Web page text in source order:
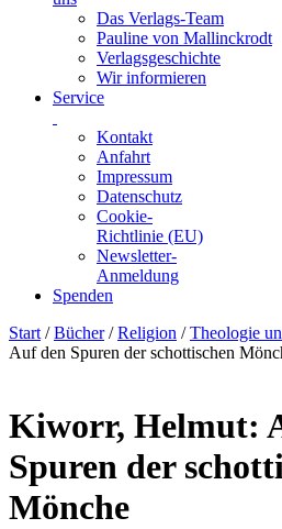
Das Verlags-Team
Pauline von Mallinckrodt
Verlagsgeschichte
Wir informieren
Service
Kontakt
Anfahrt
Impressum
Datenschutz
Cookie-
Richtlinie (EU)
Newsletter-
Anmeldung
Spenden
Skip
to
Start /Bücher/Religion /Theologie
Auf den Spuren der schottischen
Kiworr, Helmut:
Spuren der
Mönche